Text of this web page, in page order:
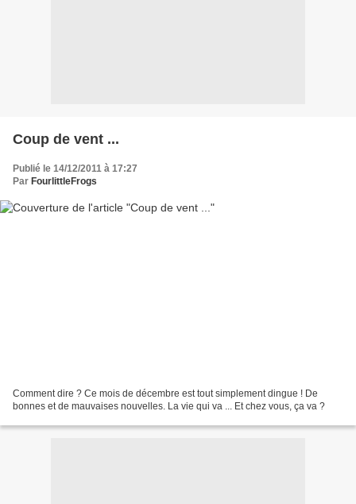
Coup de vent ...
Publié le 14/12/2011 à 17:27
Par FourlittleFrogs
Comment dire ? Ce mois de décembre est tout simplement dingue ! De
bonnes et de mauvaises nouvelles. La vie qui va ... Et chez vous, ça va ?